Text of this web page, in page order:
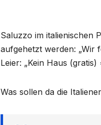
Saluzzo im italienischen
aufgehetzt werden: „Wir
Leier: „Kein Haus (gratis)
Was sollen da die